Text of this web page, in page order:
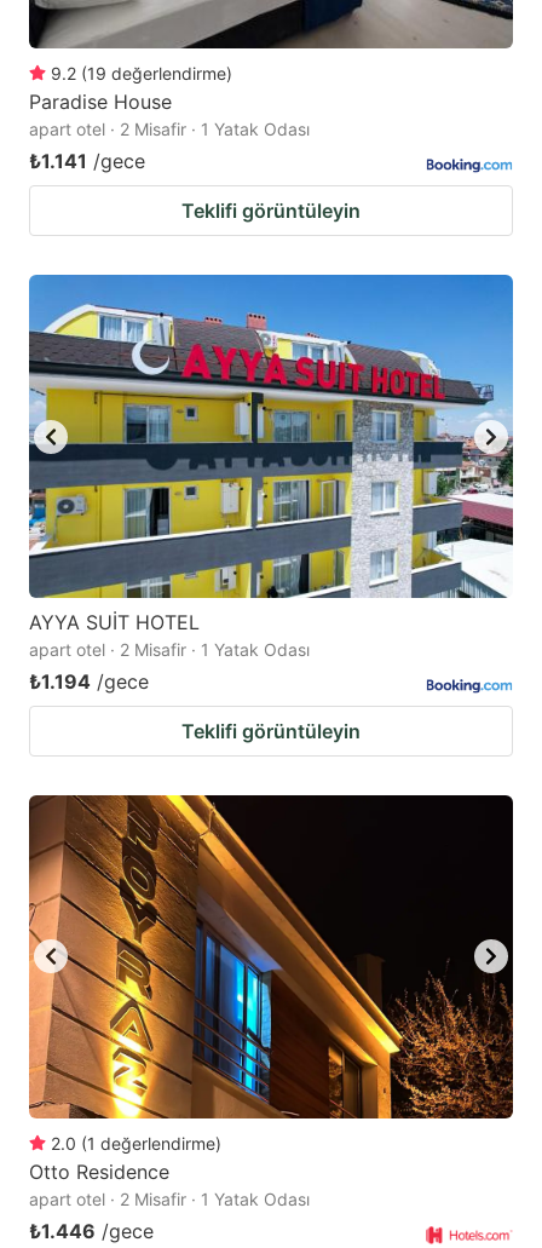
9.2 (19 değerlendirme)
Paradise House
apart otel · 2 Misafir · 1 Yatak Odası
₺1.141 /gece
Teklifi görüntüleyin
AYYA SUİT HOTEL
apart otel · 2 Misafir · 1 Yatak Odası
₺1.194 /gece
Teklifi görüntüleyin
2.0 (1 değerlendirme)
Otto Residence
apart otel · 2 Misafir · 1 Yatak Odası
₺1.446 /gece